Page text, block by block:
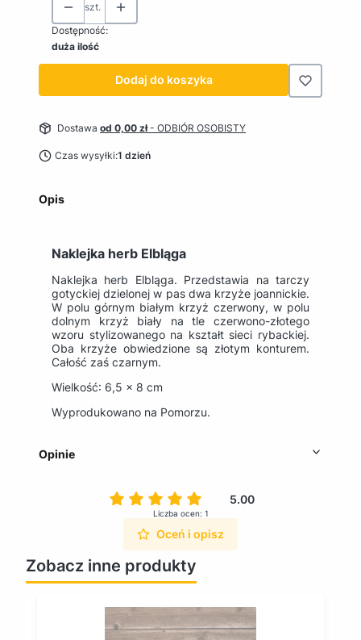
szt.
Dostępność:
duża ilość
Dodaj do koszyka
Dostawa od 0,00 zł- ODBIÓR OSOBISTY
Czas wysyłki:1 dzień
Opis
Naklejka herb Elbląga
Naklejka herb Elbląga. Przedstawia na tarczy
gotyckiej dzielonej w pas dwa krzyże joannickie.
W polu górnym białym krzyż czerwony, w polu
dolnym krzyż biały na tle czerwono-złotego
wzoru stylizowanego na kształt sieci rybackiej.
Oba krzyże obwiedzione są złotym konturem.
Całość zaś czarnym.
Wielkość: 6,5 x 8 cm
Wyprodukowano na Pomorzu.
Opinie
5.00
Liczba ocen: 1
Oceń i opisz
Zobacz inne produkty